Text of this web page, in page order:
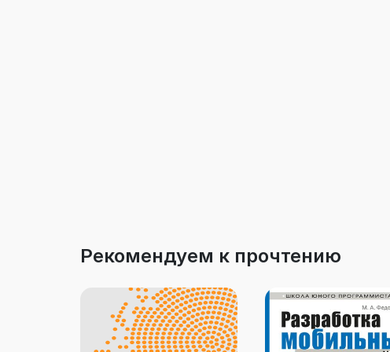
Рекомендуем к прочтению